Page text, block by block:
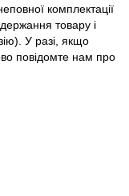
комплектації
товару і
У разі, якщо
повідомте нам про